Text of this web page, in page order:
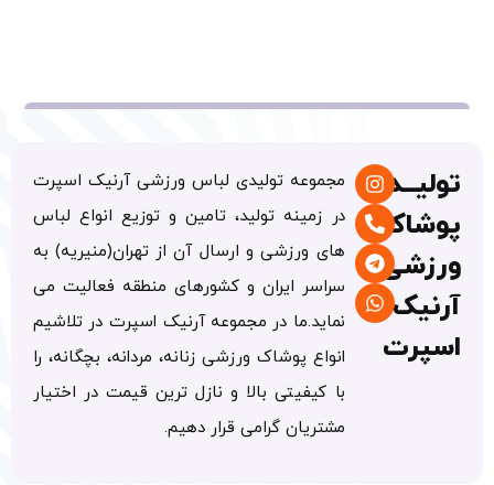
تولیــدی
پوشاک
ورزشی
آرنیک
اسپرت
مجموعه تولیدی لباس ورزشی آرنیک اسپرت
در زمینه تولید، تامین و توزیع انواع لباس
های ورزشی و ارسال آن از تهران(منیریه) به
سراسر ایران و کشورهای منطقه فعالیت می
نماید.ما در مجموعه آرنیک اسپرت در تلاشیم
انواع پوشاک ورزشی زنانه، مردانه، بچگانه، را
با کیفیتی بالا و نازل ترین قیمت در اختیار
مشتریان گرامی قرار دهیم.